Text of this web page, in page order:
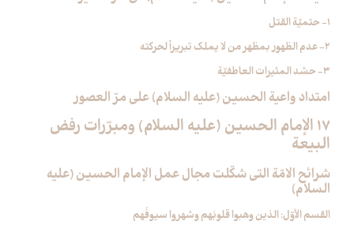
1- حتميّة القتل
2- عدم الظهور بمظهر من لا يملك تبريراً لحركته
3- حشد المثيرات العاطفيّة
امتداد واعية الحسين (عليه السلام) على مرّ العصور
17 الإمام الحسين (عليه السلام) ومبرّرات رفض
البيعة
شرائح الامّة التي شكّلت مجال عمل الإمام الحسين (عليه
السلام)
القسم الأوّل: الذين وهبوا قلوبَهم وشهروا سيوفَهم